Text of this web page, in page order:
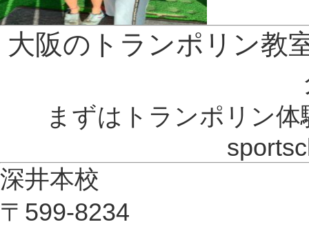
大阪のトランポリン教
まずはトランポリン
深井本校
〒599-8234